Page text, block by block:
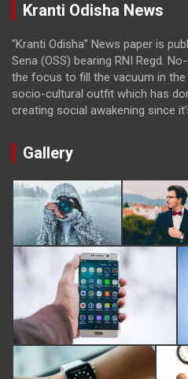
Kranti Odisha News
“Kranti Odisha” News paper is
Sena (OSS) bearing RNI Regd.
the focus to fill the vacuum in the
socio-cultural outfit which has
creating social awakening since
Gallery